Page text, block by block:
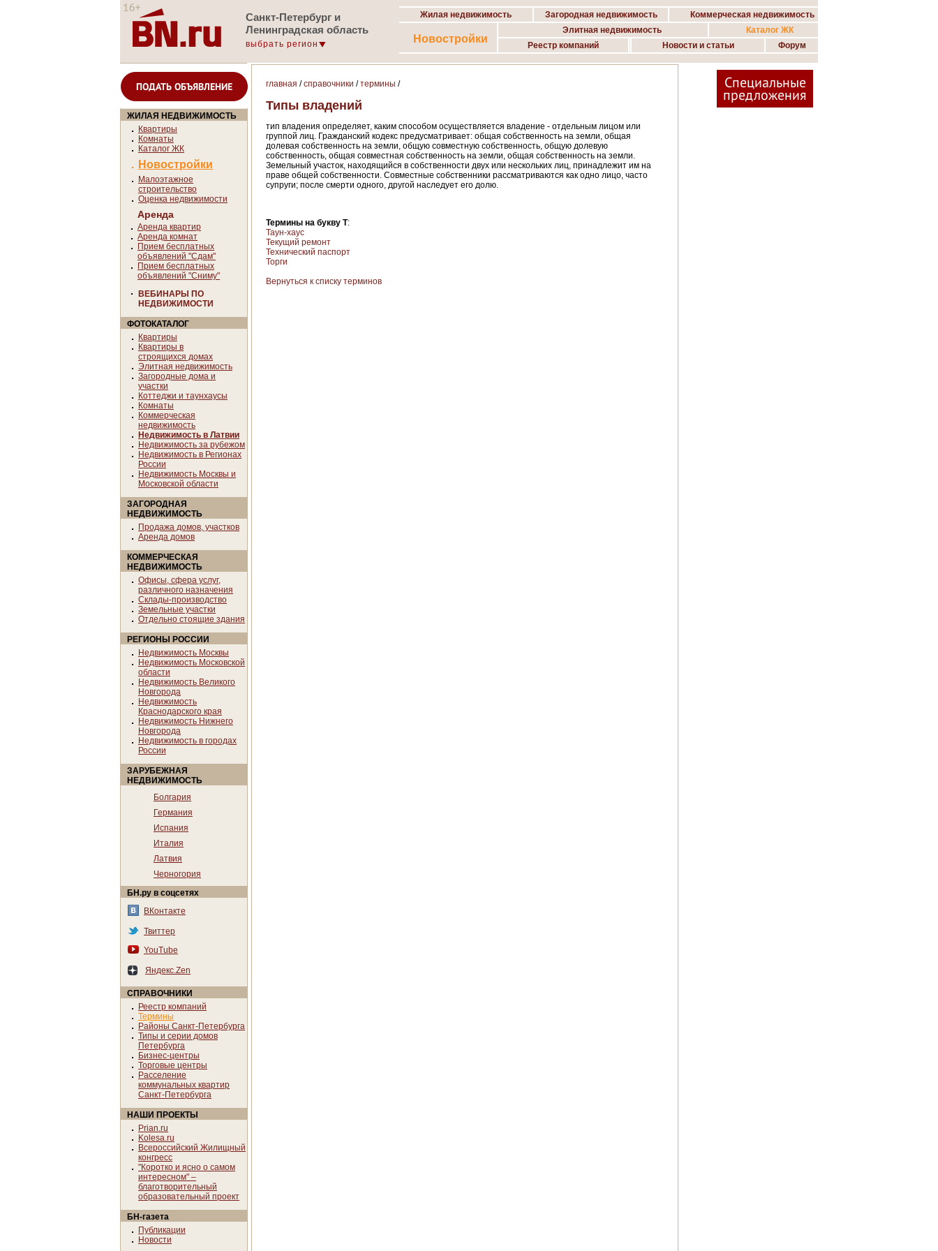
Санкт-Петербург и
Ленинградская область
выбрать регион
Жилая недвижимость Загородная недвижимость Коммерческая недвижимость
Новостройки
Элитная недвижимость
Каталог ЖК
Реестр компаний
Новости и статьи Форум
ПОДАТЬ ОБЪЯВЛЕНИЕ
ЖИЛАЯ НЕДВИЖИМОСТЬ
Квартиры
Комнаты
Каталог ЖК
Новостройки
Малоэтажное
строительство
Оценка недвижимости
Аренда
Аренда квартир
Аренда комнат
Прием бесплатных
объявлений "Сдам"
Прием бесплатных
объявлений "Сниму"
ВЕБИНАРЫ ПО
НЕДВИЖИМОСТИ
ФОТОКАТАЛОГ
Квартиры
Квартиры в
строящихся домах
Элитная недвижимость
Загородные дома и
участки
Коттеджи и таунхаусы
Комнаты
Коммерческая
недвижимость
Недвижимость в Латвии
Недвижимость за рубежом
Недвижимость в Регионах
России
Недвижимость Москвы и
Московской области
ЗАГОРОДНАЯ
НЕДВИЖИМОСТЬ
Продажа домов, участков
Аренда домов
КОММЕРЧЕСКАЯ
НЕДВИЖИМОСТЬ
Офисы, сфера услуг,
различного назначения
Склады-производство
Земельные участки
Отдельно стоящие здания
РЕГИОНЫ РОССИИ
Недвижимость Москвы
Недвижимость Московской
области
Недвижимость Великого
Новгорода
Недвижимость
Краснодарского края
Недвижимость Нижнего
Новгорода
Недвижимость в городах
России
ЗАРУБЕЖНАЯ
НЕДВИЖИМОСТЬ
Болгария
Германия
Испания
Италия
Латвия
Черногория
БН.ру в соцсетях
ВКонтакте
Твиттер
YouTube
Яндекс.Zen
СПРАВОЧНИКИ
Реестр компаний
Термины
Районы Санкт-Петербурга
Типы и серии домов
Петербурга
Бизнес-центры
Торговые центры
Расселение
коммунальных квартир
Санкт-Петербурга
НАШИ ПРОЕКТЫ
Prian.ru
Kolesa.ru
Всероссийский Жилищный
конгресс
"Коротко и ясно о самом
интересном" –
благотворительный
образовательный проект
БН-газета
Публикации
Новости
главная /справочники /термины /
Типы владений
тип владения определяет, каким способом осуществляется владение - отдельным лицом или
группой лиц. Гражданский кодекс предусматривает: общая собственность на земли, общая
долевая собственность на земли, общую совместную собственность, общую долевую
собственность, общая совместная собственность на земли, общая собственность на земли.
Земельный участок, находящийся в собственности двух или нескольких лиц, принадлежит им на
праве общей собственности. Совместные собственники рассматриваются как одно лицо, часто
супруги; после смерти одного, другой наследует его долю.
Термины на букву Т:
Таун-хаус
Текущий ремонт
Технический паспорт
Торги
Вернуться к списку терминов
Специальные
предложения